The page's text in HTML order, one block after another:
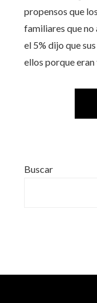
propensos que
familiares que no
el 5% dijo que
ellos porque
Buscar